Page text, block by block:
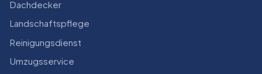
Dachdecker
Landschaftspflege
Reinigungsdienst
Umzugsservice